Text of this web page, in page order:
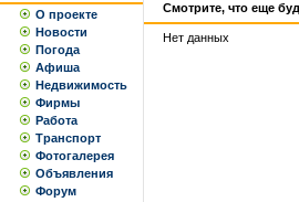
О проекте
Новости
Погода
Афиша
Недвижимость
Фирмы
Работа
Транспорт
Фотогалерея
Объявления
Форум
Смотрите, что еще
Нет данных